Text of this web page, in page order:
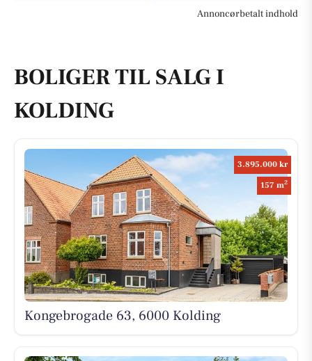
Annoncørbetalt indhold
BOLIGER TIL SALG I
KOLDING
3.895.000 kr
157 m2
Kongebrogade 63, 6000 Kolding